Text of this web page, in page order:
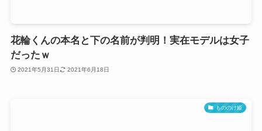
花輪くんの本名と下の名前が判明！実在モデルは女子
だったｗ
2021年5月31日 2021年6月18日
もののけ姫